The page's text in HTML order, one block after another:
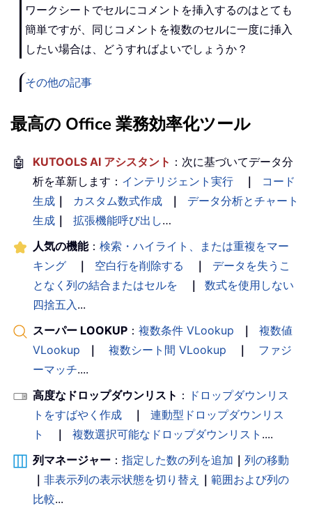
ワークシートでセルにコメントを挿入するのはとても
簡単ですが、同じコメントを複数のセルに一度に挿入
したい場合は、どうすればよいでしょうか？
その他の記事
最高の Office 業務効率化ツール
🤖 KUTOOLS AI アシスタント ：次に基づいてデータ分
析を革新します： インテリジェント実行 ｜
コード
生成 ｜ カスタム数式作成 ｜
データ分析とチャート
生成 ｜ 拡張機能呼び出し…
人気の機能： 検索・ハイライト、または重複をマー
キング
｜ 空白行を削除する ｜
データを失うこ
となく列の結合またはセルを
｜
数式を使用しない
四捨五入...
スーパー LOOKUP ： 複数条件 VLookup ｜
複数値
VLookup
｜ 複数シート間 VLookup ｜
ファジ
ーマッチ....
高度なドロップダウンリスト ： ドロップダウンリス
トをすばやく作成
｜
連動型ドロップダウンリス
ト
｜ 複数選択可能なドロップダウンリスト ....
列マネージャー ： 指定した数の列を追加 ｜ 列の移動
｜ 非表示列の表示状態を切り替え ｜ 範囲および列の
比較...